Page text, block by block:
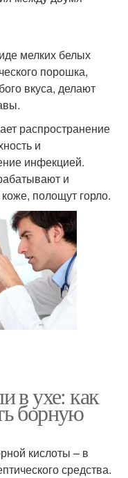
мелких белых
порошка,
вкуса, делают
распространение
и
инфекцией.
и
полощут горло.
в ухе: как
борную
кислоты – в
средства.